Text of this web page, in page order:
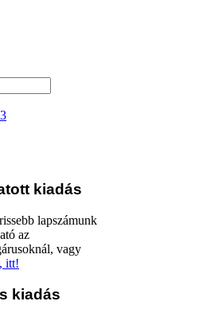
kiadás
lapszámunk
az
vagy
itt!
kiadás